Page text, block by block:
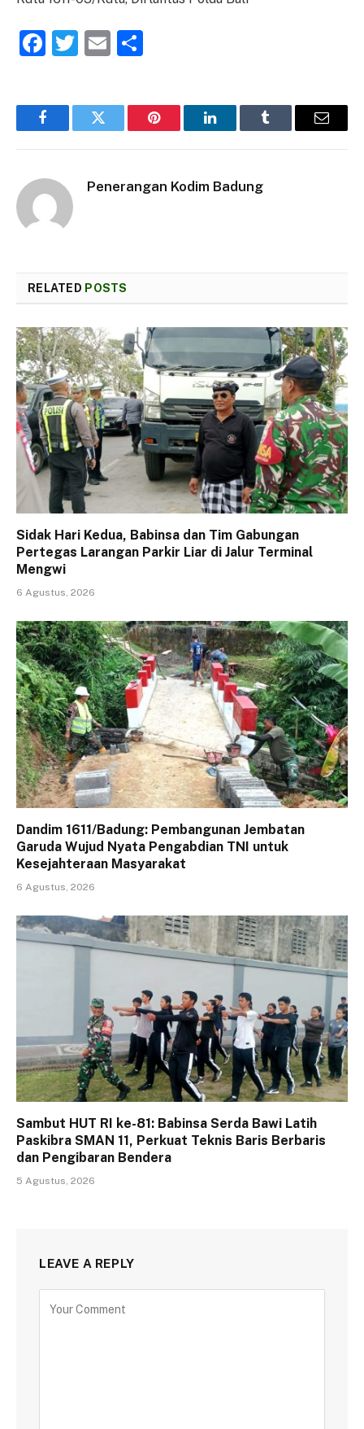
Facebook
Twitter
Email
FacebookTwitter Pinterest LinkedInTumblr Email
Penerangan Kodim Badung
RELATED POSTS
Sidak Hari Kedua, Babinsa dan Tim Gabungan
Pertegas Larangan Parkir Liar di Jalur Terminal
Mengwi
6 Agustus, 2026
Dandim 1611/Badung: Pembangunan Jembatan
Garuda Wujud Nyata Pengabdian TNI untuk
Kesejahteraan Masyarakat
6 Agustus, 2026
Sambut HUT RI ke-81: Babinsa Serda Bawi Latih
Paskibra SMAN 11, Perkuat Teknis Baris Berbaris
dan Pengibaran Bendera
5 Agustus, 2026
LEAVE A REPLY